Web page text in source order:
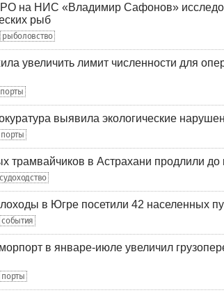
на НИС «Владимир Сафонов»
рыб
рыболовство
увеличить лимит численности для
порты
выявила экологические
порты
трамвайчиков в Астрахани продлили до
судоходство
в Югре посетили 42 населенных
события
в январе-июле увеличил
порты